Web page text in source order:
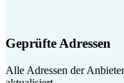
Geprüfte Adressen
Alle Adressen der